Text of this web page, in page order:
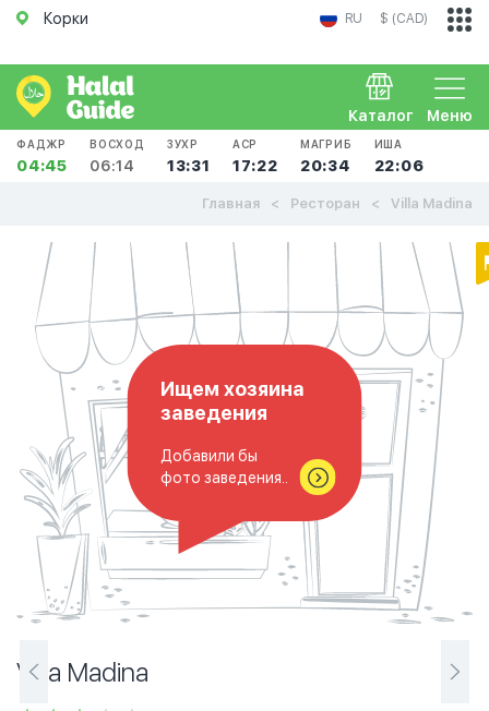
Корки RU $ (CAD)
Меню
Каталог
ФАДЖР
04:45
ВОСХОД
06:14
ЗУХР
13:31
АСР
17:22
МАГРИБ
20:34
ИША
22:06
Главная Ресторан Villa Madina
Ищем хозяина
заведения
Добавили бы
фото заведения..
Villa Madina